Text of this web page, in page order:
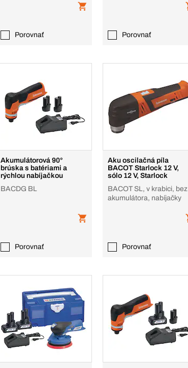
Porovnať Porovnať
Akumulátorová 90°
brúska s batériami a
rýchlou nabíjačkou
BACDG BL
Porovnať
Aku oscilačná píla
BACOT Starlock 12 V,
sólo 12 V, Starlock
BACOT SL, v krabici, bez
akumulátora, nabíjačky
Porovnať